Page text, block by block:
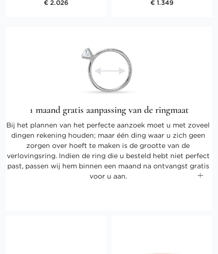
€ 2.026 € 1.349
1 maand gratis aanpassing van de ringmaat
Bij het plannen van het perfecte aanzoek moet u met zoveel
dingen rekening houden; maar één ding waar u zich geen
zorgen over hoeft te maken is de grootte van de
verlovingsring. Indien de ring die u besteld hebt niet perfect
past, passen wij hem binnen een maand na ontvangst gratis
voor u aan.